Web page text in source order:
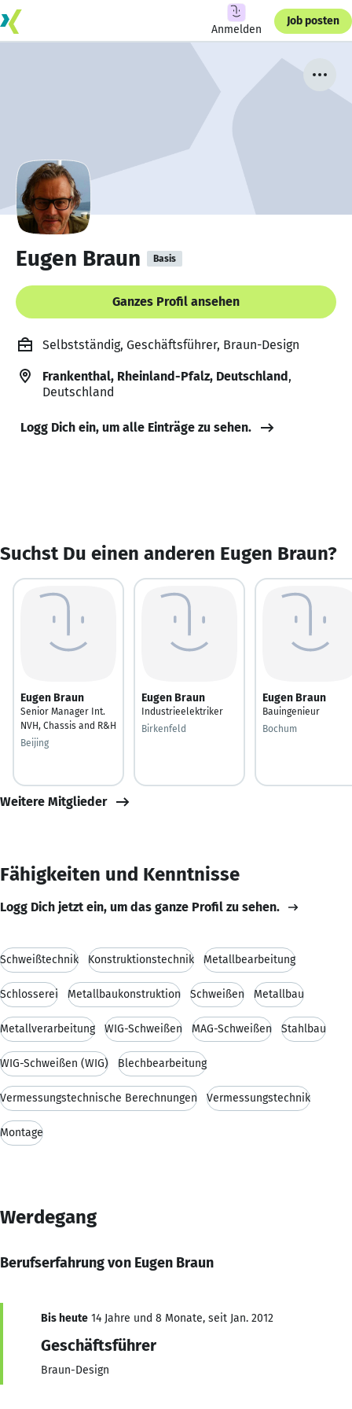
Anmelden
Job posten
Eugen Braun Basis
Ganzes Profil ansehen
Selbstständig, Geschäftsführer, Braun-Design
Frankenthal, Rheinland-Pfalz, Deutschland,
Deutschland
Logg Dich ein, um alle Einträge zu sehen.
Suchst Du einen anderen Eugen Braun?
Eugen Braun
Senior Manager Int.
NVH, Chassis and R&H
Beijing
Eugen Braun
Industrieelektriker
Birkenfeld
Eugen Braun
Bauingenieur
Bochum
Weitere Mitglieder
Fähigkeiten und Kenntnisse
Logg Dich jetzt ein, um das ganze Profil zu sehen.
Schweißtechnik Konstruktionstechnik Metallbearbeitung
Schlosserei Metallbaukonstruktion Schweißen Metallbau
Metallverarbeitung WIG-Schweißen MAG-Schweißen Stahlbau
WIG-Schweißen (WIG) Blechbearbeitung
Vermessungstechnische Berechnungen Vermessungstechnik
Montage
Werdegang
Berufserfahrung von Eugen Braun
Bis heute 14 Jahre und 8 Monate, seit Jan. 2012
Geschäftsführer
Braun-Design